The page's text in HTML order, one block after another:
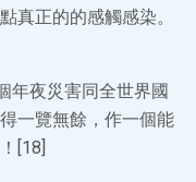
真正的的感觸感染。
年夜災害同全世界國
一覽無餘，作一個能
[18]